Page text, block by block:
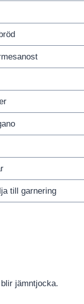
till garnering
jämntjocka.